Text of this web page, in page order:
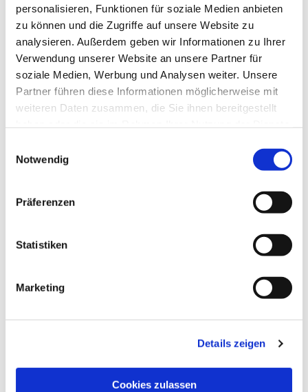
personalisieren, Funktionen für soziale Medien anbieten
zu können und die Zugriffe auf unsere Website zu
analysieren. Außerdem geben wir Informationen zu Ihrer
Verwendung unserer Website an unsere Partner für
soziale Medien, Werbung und Analysen weiter. Unsere
Partner führen diese Informationen möglicherweise mit
weiteren Daten zusammen, die Sie ihnen bereitgestellt
Notwendig
Präferenzen
Statistiken
Marketing
Details zeigen
Cookies zulassen
Dies könnte Sie auch
interessieren